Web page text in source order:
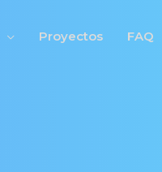
Proyectos FAQ